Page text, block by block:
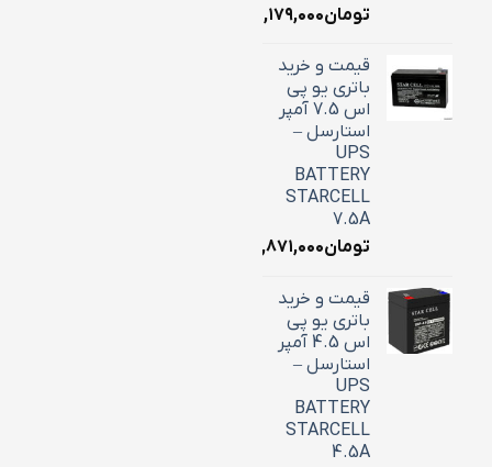
تومان۳,۱۷۹,۰۰۰
قیمت و خرید
باتری یو پی
اس 7.5 آمپر
استارسل –
UPS
BATTERY
STARCELL
7.5A
تومان۲,۸۷۱,۰۰۰
قیمت و خرید
باتری یو پی
اس 4.5 آمپر
استارسل –
UPS
BATTERY
STARCELL
4.5A